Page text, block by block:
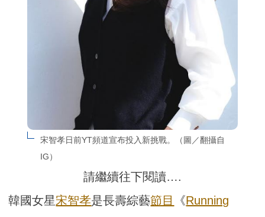
宋智孝日前YT頻道宣布投入新挑戰。（圖／翻攝自
IG）
請繼續往下閱讀….
韓國女星宋智孝是長壽綜藝節目 《Running